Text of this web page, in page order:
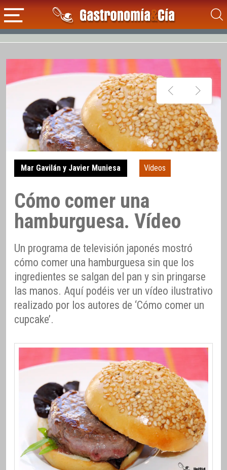
Mar Gavilán y Javier Muniesa Vídeos
Cómo comer una
hamburguesa. Vídeo
Un programa de televisión japonés mostró
cómo comer una hamburguesa sin que los
ingredientes se salgan del pan y sin pringarse
las manos. Aquí podéis ver un vídeo ilustrativo
realizado por los autores de ‘Cómo comer un
cupcake’.